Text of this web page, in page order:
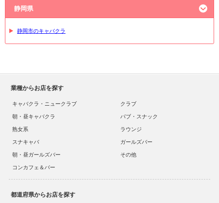
静岡県
静岡市のキャバクラ
業種からお店を探す
キャバクラ・ニュークラブ
クラブ
朝・昼キャバクラ
パブ・スナック
熟女系
ラウンジ
スナキャバ
ガールズバー
朝・昼ガールズバー
その他
コンカフェ＆バー
都道府県からお店を探す